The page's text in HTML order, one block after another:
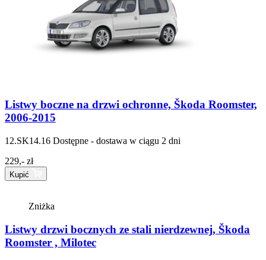
Listwy boczne na drzwi ochronne, Škoda Roomster,
2006-2015
12.SK14.16 Dostępne - dostawa w ciągu 2 dni
229,- zł
Kupić
Zniżka
Listwy drzwi bocznych ze stali nierdzewnej, Škoda
Roomster , Milotec